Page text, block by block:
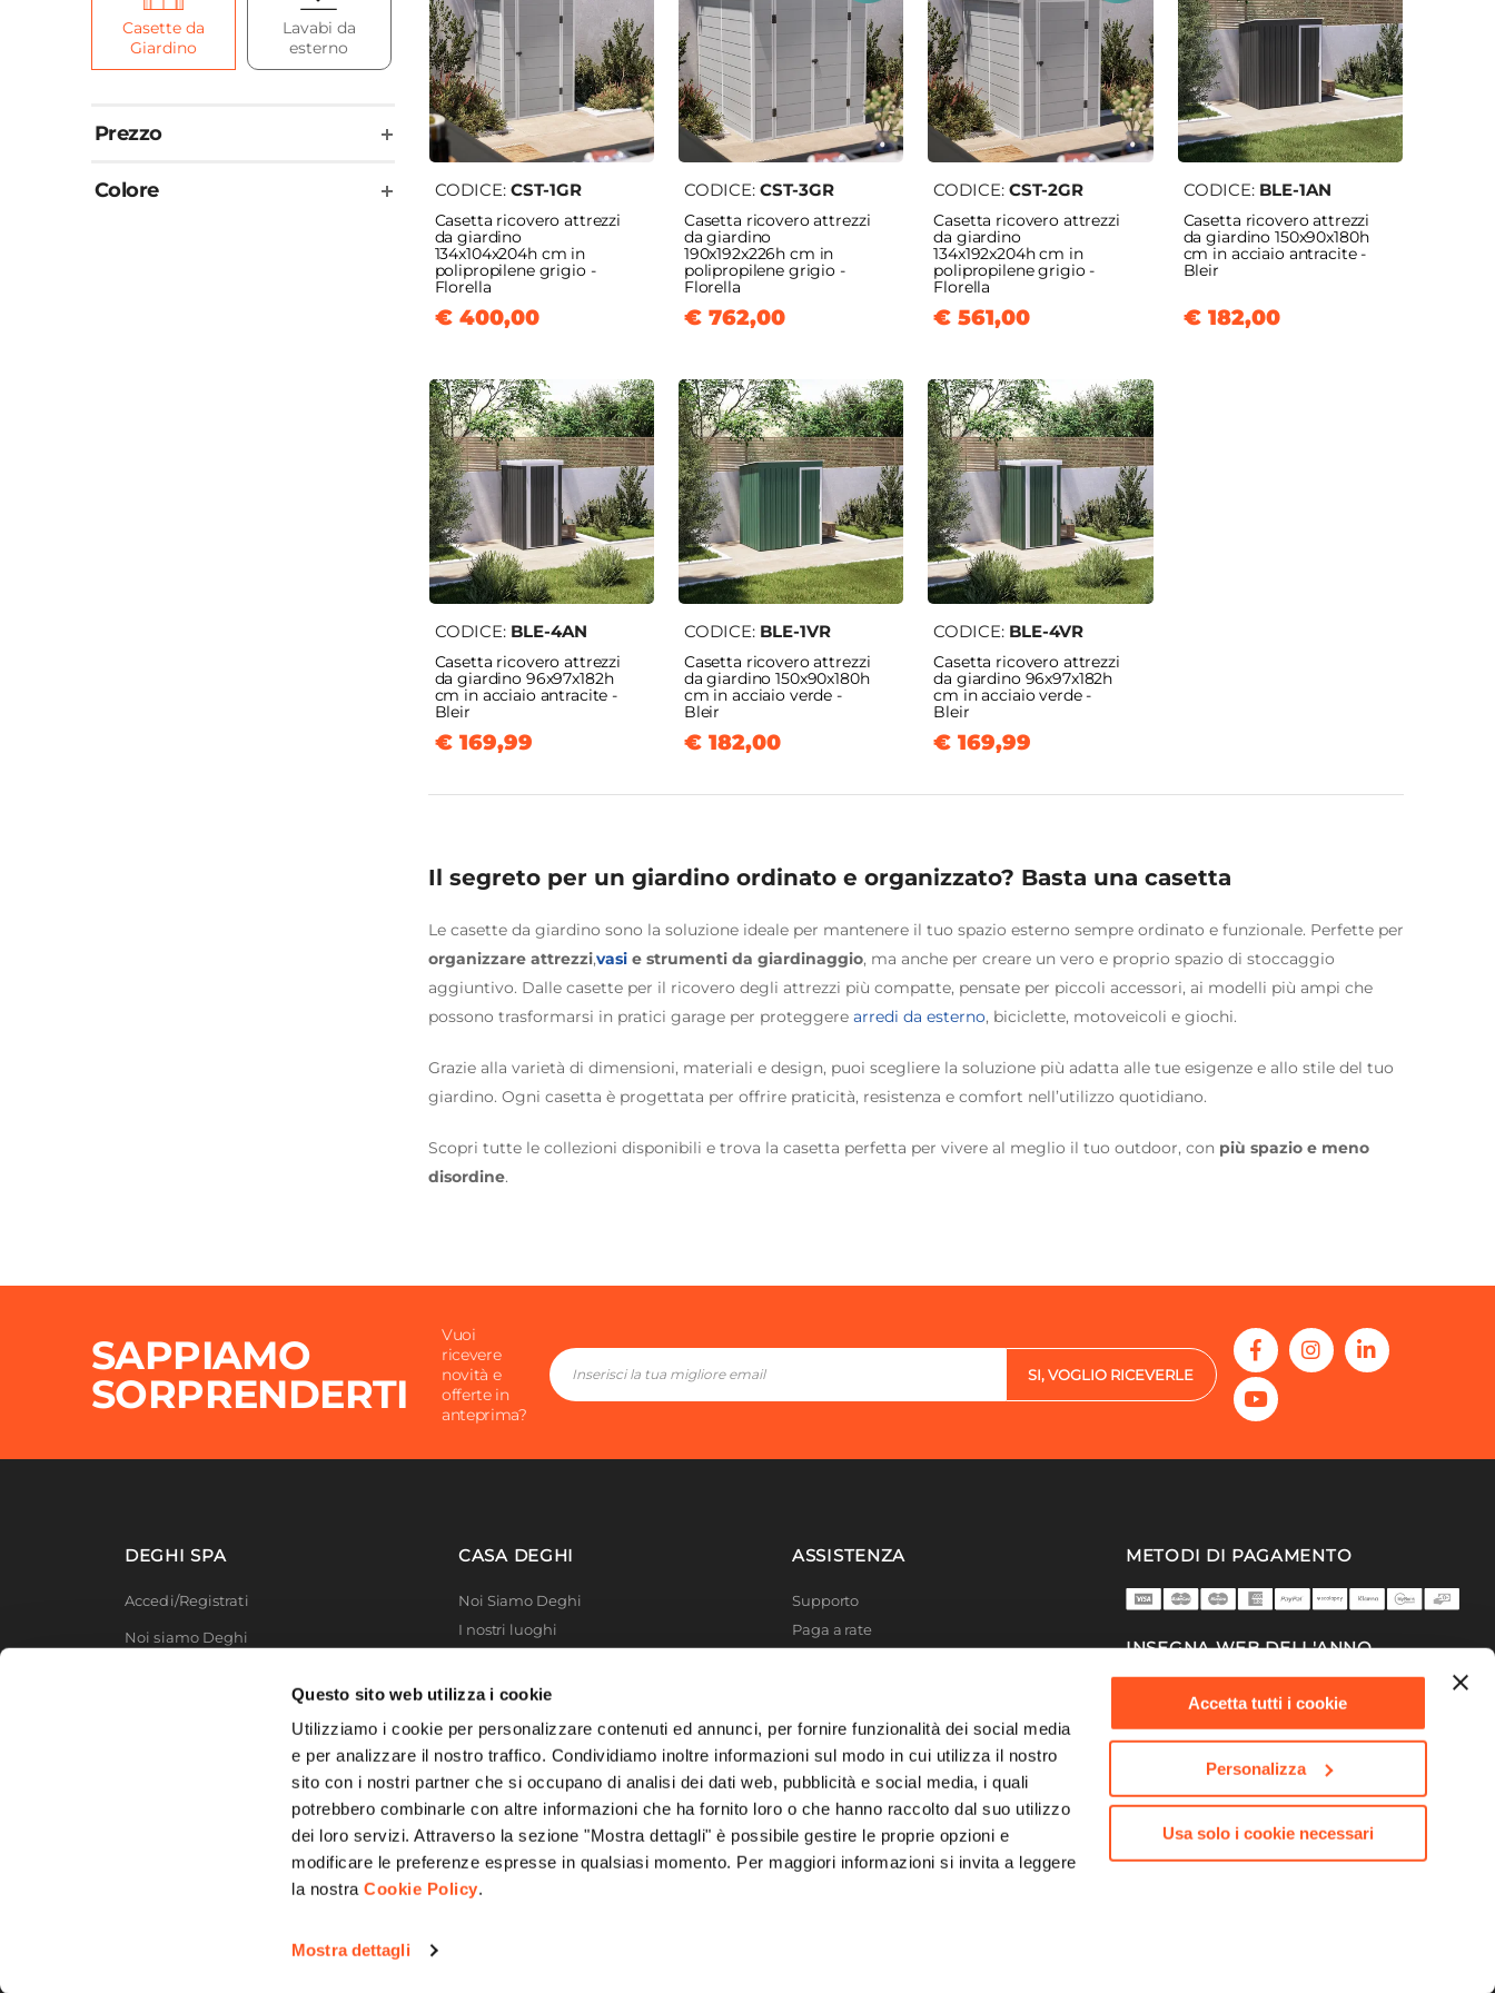
Questo sito web utilizza i cookie
Utilizziamo i cookie per personalizzare contenuti ed annunci, per fornire funzionalità dei social media
e per analizzare il nostro traffico. Condividiamo inoltre informazioni sul modo in cui utilizza il nostro
sito con i nostri partner che si occupano di analisi dei dati web, pubblicità e social media, i quali
potrebbero combinarle con altre informazioni che ha fornito loro o che hanno raccolto dal suo utilizzo
dei loro servizi. Attraverso la sezione "Mostra dettagli" è possibile gestire le proprie opzioni e
modificare le preferenze espresse in qualsiasi momento. Per maggiori informazioni si invita a leggere
la nostraCookie Policy.
Mostra dettagli
Accetta tutti i cookie
Personalizza
Usa solo i cookie necessari
Casette da
Giardino
Lavabi da
esterno
Separé da
Giardino
Docce da
Esterno
Tappeti e
Zerbini
Erba Sintetica
Organizzazion
e Outdoor
Barbecue e
Accessori
Manutenzione
e cura
Prezzo
Colore CODICE: CST-1GR
Casetta ricovero attrezzi
da giardino
134x104x204h cm in
polipropilene grigio -
Florella
€ 400,00
CODICE: CST-3GR
Casetta ricovero attrezzi
da giardino
190x192x226h cm in
polipropilene grigio -
Florella
€ 762,00
CODICE:CST-2GR
Casetta ricovero attrezzi
da giardino
134x192x204h cm in
polipropilene grigio -
Florella
€ 561,00
CODICE: BLE-1AN
Casetta ricovero attrezzi
da giardino 150x90x180h
cm in acciaio antracite -
Bleir
€ 182,00
CODICE: BLE-4AN
Casetta ricovero attrezzi
da giardino 96x97x182h
cm in acciaio antracite -
Bleir
€ 169,99
CODICE: BLE-1VR
Casetta ricovero attrezzi
da giardino 150x90x180h
cm in acciaio verde -
Bleir
€ 182,00
CODICE: BLE-4VR
Casetta ricovero attrezzi
da giardino 96x97x182h
cm in acciaio verde -
Bleir
€ 169,99
Il segreto per un giardino ordinato e organizzato? Basta una casetta
Le casette da giardino sono la soluzione ideale per mantenere il tuo spazio esterno sempre ordinato e funzionale. Perfette per
organizzare attrezzi,vasie strumenti da giardinaggio, ma anche per creare un vero e proprio spazio di stoccaggio
aggiuntivo. Dalle casette per il ricovero degli attrezzi più compatte, pensate per piccoli accessori, ai modelli più ampi che
possono trasformarsi in pratici garage per proteggere arredi da esterno, biciclette, motoveicoli e giochi.
Grazie alla varietà di dimensioni, materiali e design, puoi scegliere la soluzione più adatta alle tue esigenze e allo stile del tuo
giardino. Ogni casetta è progettata per offrire praticità, resistenza e comfort nell’utilizzo quotidiano.
Scopri tutte le collezioni disponibili e trova la casetta perfetta per vivere al meglio il tuo outdoor, con più spazio e meno
disordine.
SAPPIAMO
SORPRENDERTI
Vuoi
ricevere
novità e
offerte in
anteprima?
SI, VOGLIO RICEVERLE
DEGHI SPA
Accedi/Registrati
Noi siamo Deghi
Modello organizzativo e codice etico
CASA DEGHI
Noi Siamo Deghi
I nostri luoghi
MFT - La produzione
Deghi Solidale
Deghi Academy
ASSISTENZA
Supporto
Paga a rate
Privacy Policy
Cookie policy
METODI DI PAGAMENTO
INSEGNA WEB DELL'ANNO